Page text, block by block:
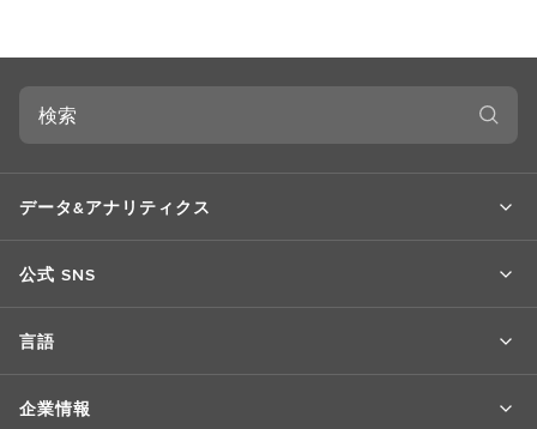
検
データ&アナリティクス
公式 SNS
言語
企業情報